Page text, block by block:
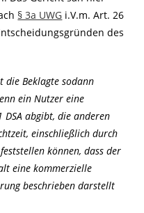
§ 3a UWG i.V.m. Art. 26
des
die Beklagte sodann
ein Nutzer eine
DSA abgibt, die anderen
einschließlich durch
können, dass der
eine kommerzielle
beschrieben darstellt